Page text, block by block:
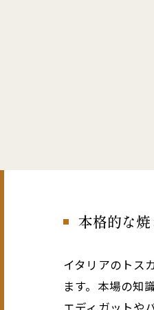
本格的な
イタリアのトス
ます。本場の知